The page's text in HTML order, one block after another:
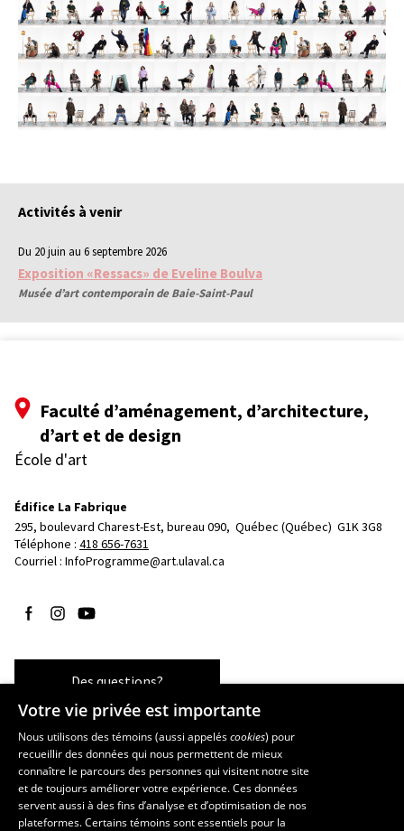
Activités à venir
Du 20 juin au 6 septembre 2026
Exposition «Ressacs» de Eveline Boulva
Musée d’art contemporain de Baie-Saint-Paul
Faculté d’aménagement, d’architecture,
d’art et de design
École d'art
Édifice La Fabrique
295, boulevard Charest-Est, bureau 090, Québec (Québec)  G1K 3G8
Téléphone : 418 656-7631
Courriel : InfoProgramme@art.ulaval.ca
Suivez-nous sur Facebook
Suivez-nous sur Instagram
Suivez-nous sur YouTube
Des questions?
Les écoles et la recherche
École supérieure d’aménagement du territoire et de développement
régional
École d’architecture
Votre vie privée est importante
Nous utilisons des témoins (aussi appeléscookies) pour
recueillir des données qui nous permettent de mieux
connaître le parcours des personnes qui visitent notre site
et de toujours améliorer votre expérience. Ces données
servent aussi à des fins d’analyse et d’optimisation de nos
plateformes. Certains témoins sont essentiels pour la